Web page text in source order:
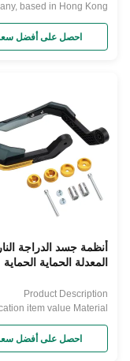
based in Hong Kong
established in 1998, is a
renowned enterprise
in the production
offers a wide range of
parts, including but
not limited ...
احصل على أفضل
أنظمة جسد الدراجة
المعدلة الحماية الحماية
الحماية اليدوية للملحقات
للدراجة النارية
Product Description
item value Material
alloy + ABS Purpose
Placement on Vehicle
1 year Condition
احصل على أفضل